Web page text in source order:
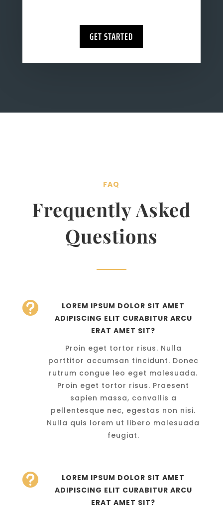
GET STARTED
FAQ
Frequently Asked
Questions

LOREM IPSUM DOLOR SIT AMET
ADIPISCING ELIT CURABITUR ARCU
ERAT AMET SIT?
Proin eget tortor risus. Nulla
porttitor accumsan tincidunt. Donec
rutrum congue leo eget malesuada.
Proin eget tortor risus. Praesent
sapien massa, convallis a
pellentesque nec, egestas non nisi.
Nulla quis lorem ut libero malesuada
feugiat.

LOREM IPSUM DOLOR SIT AMET
ADIPISCING ELIT CURABITUR ARCU
ERAT AMET SIT?